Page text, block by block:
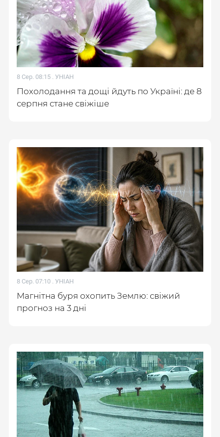
8 Сер. 08:15 . УНІАН
Похолодання та дощі йдуть по Україні: де 8
серпня стане свіжіше
8 Сер. 07:10 . УНІАН
Магнітна буря охопить Землю: свіжий
прогноз на 3 дні